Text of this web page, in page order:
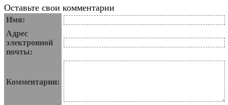
Оставьте свои комментарии
Имя:
Адрес
электронной
почты:
Комментарии: